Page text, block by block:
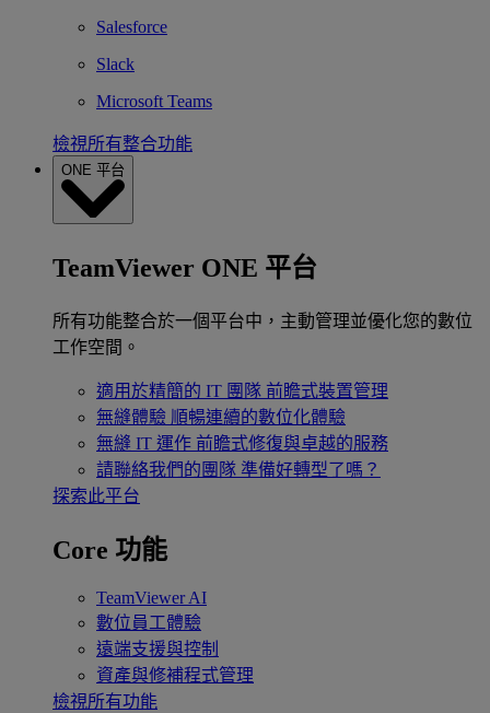
Salesforce
Slack
Microsoft Teams
檢視所有整合功能
ONE 平台
TeamViewer ONE 平台
所有功能整合於一個平台中，主動管理並優化您的數位
工作空間。
適用於精簡的 IT 團隊 前瞻式裝置管理
無縫體驗 順暢連續的數位化體驗
無縫 IT 運作 前瞻式修復與卓越的服務
請聯絡我們的團隊 準備好轉型了嗎？
探索此平台
Core 功能
TeamViewer AI
數位員工體驗
遠端支援與控制
資產與修補程式管理
檢視所有功能